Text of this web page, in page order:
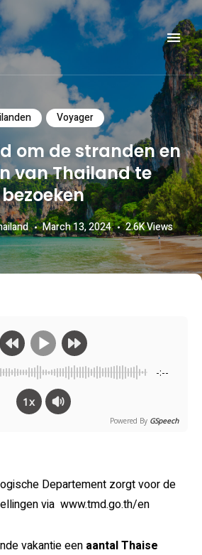
Autoriteit van Thailand.
Voyager
om de stranden en
van Thailand te
bezoeken
March 13, 2024 2.6KViews
-:--
1x
Powered By GSpeech
Departement zorgt voor de
via www.tmd.go.th/en
vakantie een aantal Thaise